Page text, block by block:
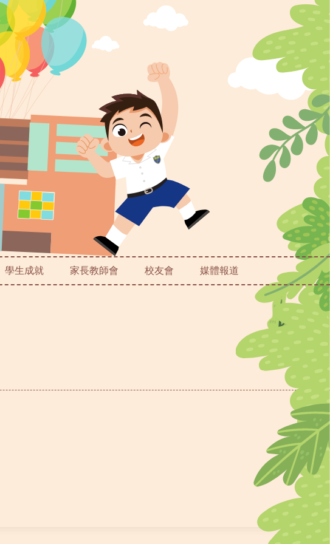
學生成就 家長教師會 校友會 媒體報道